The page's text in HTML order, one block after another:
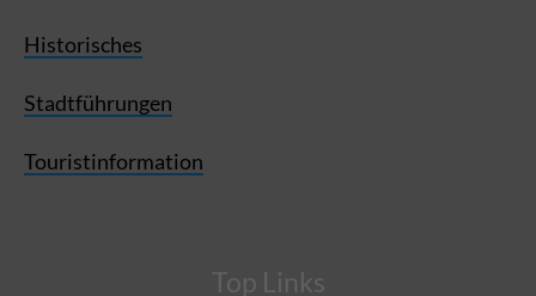
Historisches
Stadtführungen
Touristinformation
Top Links